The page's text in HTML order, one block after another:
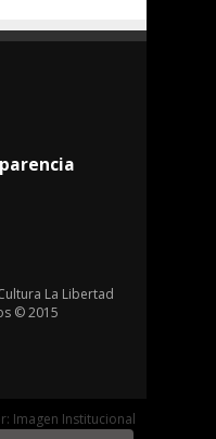
La Libertad
© 2015
Imagen Institucional